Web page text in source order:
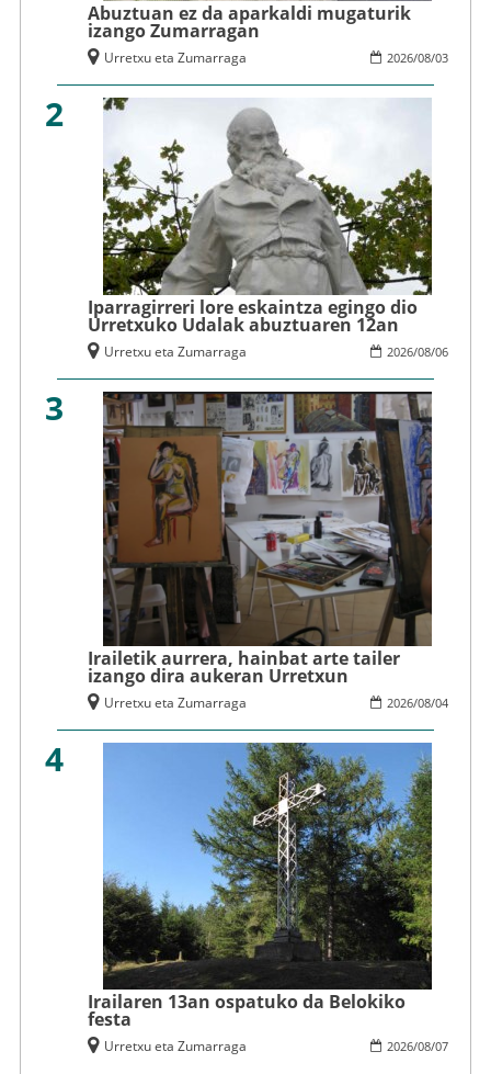
Abuztuan ez da aparkaldi mugaturik
izango Zumarragan
2026/08/03
Urretxu eta Zumarraga
2
Iparragirreri lore eskaintza egingo dio
Urretxuko Udalak abuztuaren 12an
2026/08/06
Urretxu eta Zumarraga
3
Irailetik aurrera, hainbat arte tailer
izango dira aukeran Urretxun
2026/08/04
Urretxu eta Zumarraga
4
Irailaren 13an ospatuko da Belokiko
festa
2026/08/07
Urretxu eta Zumarraga